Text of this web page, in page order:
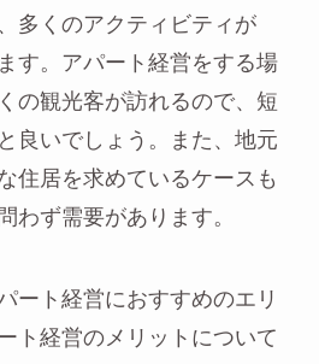
多くのアクティビティが
す。アパート経営をする場
の観光客が訪れるので、短
良いでしょう。また、地元
住居を求めているケースも
わず需要があります。
ート経営におすすめのエリ
ト経営のメリットについて